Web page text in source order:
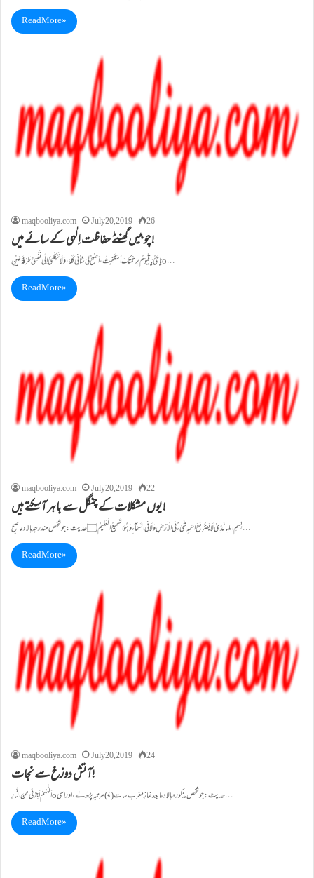
Read More »
maqbooliya.com July 20, 2019 26
چوبیس گھنٹے حفاظت اِلٰہی کے سائے میں!
یَا حَیُّ یَا قَیُّوْمُ بِرَحْمَتِکَ اَسْتَغِیْثُ ، اَصْلِحْ لِی شَاْنِی کُلَّہٗ ، وَ لَا تَکِلْنِیْ اِلٰی نَفْسِیْ طَرْفَۃَ عَیْنٍ o…
Read More »
maqbooliya.com July 20, 2019 22
یوں مشکلات کے چنگل سے باہر آسکتے ہیں!
بِسْمِ اللہِالَّــذِیْ لَا يَضُرُّمَعَ اسْمِهٖ شَیْءٌ فِی الْاَرْضِ وَلَا فِی السَّمَـآءِ وَهُوَ السَّمِيعُ الْعَلِيمُ۝ حدیث:جو شخص مندرجہ بالا دعا صبح…
Read More »
maqbooliya.com July 20, 2019 24
آتش دوزخ سے نجات!
اَللّٰہُمَّ اَجِرْنِی مِنَ النَّارِ o حدیث:جو شخص مذکورہ بالا دعا بعد نمازِ مغرب سات (۷) مرتبہ پڑھ لے، اور اسی…
Read More »